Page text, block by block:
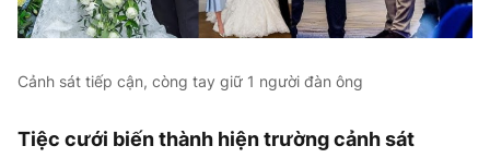
Cảnh sát tiếp cận, còng tay giữ 1 người đàn ông
Tiệc cưới biến thành hiện trường cảnh sát